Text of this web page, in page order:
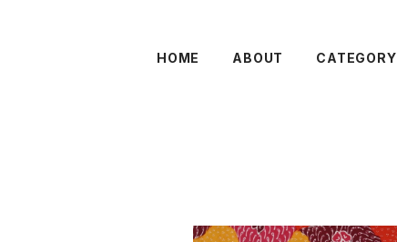
HOME ABOUT CATEGORY